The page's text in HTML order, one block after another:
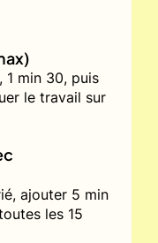
1 min 30, puis
le travail sur
ajouter 5 min
les 15